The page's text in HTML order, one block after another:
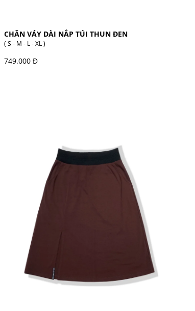
CHÂN VÁY DÀI NẮP TÚI THUN ĐEN
( S - M - L - XL )
749.000 Đ